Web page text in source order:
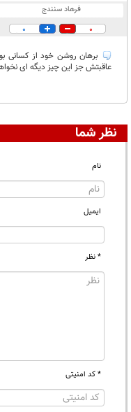
فرهاد سنندج
0
0
برهان روشن خود از کسانی
عاقبتش جز این چیز دیگه ای
نظر شما
نام
ایمیل
* نظر
* کد امنیتی